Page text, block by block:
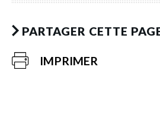
PARTAGER CETTE
IMPRIMER